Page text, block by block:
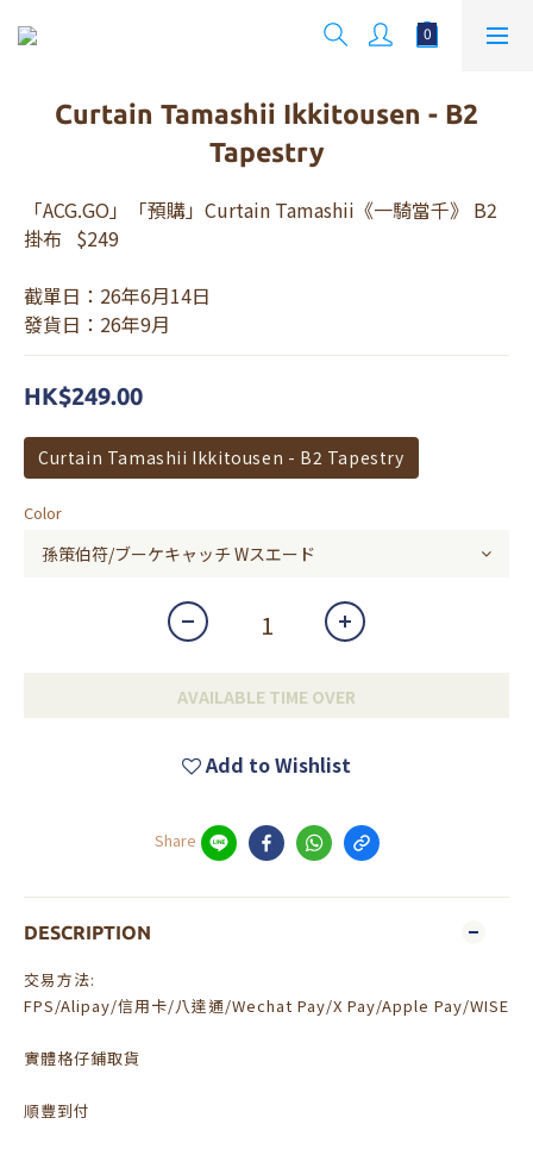
Curtain Tamashii Ikkitousen - B2
Tapestry
「ACG.GO」「預購」Curtain Tamashii《一騎當千》 B2
掛布   $249
截單日：26年6月14日
發貨日：26年9月
HK$249.00
Curtain Tamashii Ikkitousen - B2 Tapestry
Color
AVAILABLE TIME OVER
Add to Wishlist
Share
DESCRIPTION
交易方法:
FPS/Alipay/信用卡/八達通/Wechat Pay/X Pay/Apple Pay/WISE
實體格仔鋪取貨
順豐到付